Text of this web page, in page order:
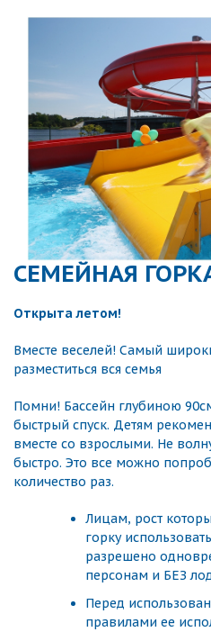
СЕМЕЙНАЯ
Открыта летом!
Вместе веселей! Самый
разместиться вся семья
Помни! Бассейн глубиною
быстрый спуск. Детям
вместе со взрослыми. Не
быстро. Это все можно
количество раз.
Лицам, рост
горку
разрешено
персонам и БЕЗ
Перед
правилами ее